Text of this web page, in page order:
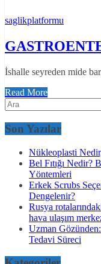
saglikplatformu
İshalle seyreden mide
Read More
Son Yazılar
Nükleoplasti
Bel Fıtığı Nedir?
Yöntemleri
Erkek Scrubs
Dengelenir?
Rusya
hava ulaşım
Uzman
Tedavi Süreci